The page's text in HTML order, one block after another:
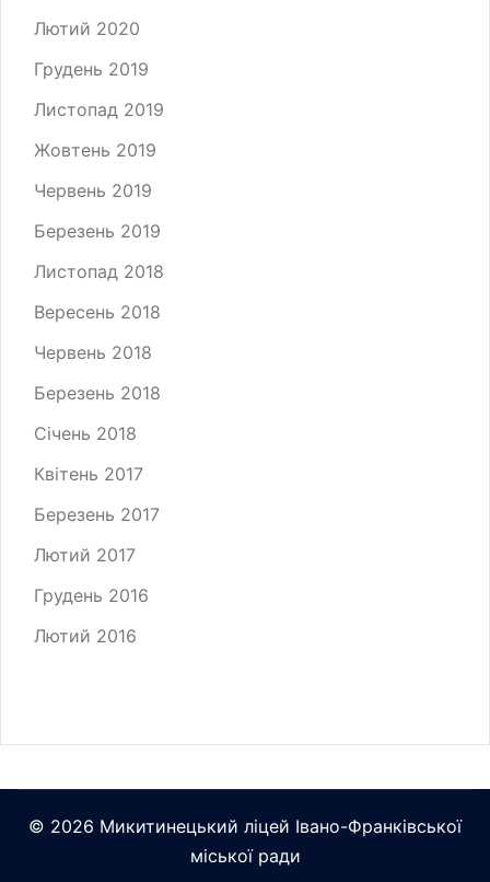
Лютий 2020
Грудень 2019
Листопад 2019
Жовтень 2019
Червень 2019
Березень 2019
Листопад 2018
Вересень 2018
Червень 2018
Березень 2018
Січень 2018
Квітень 2017
Березень 2017
Лютий 2017
Грудень 2016
Лютий 2016
© 2026 Микитинецький ліцей Івано-Франківської
міської ради